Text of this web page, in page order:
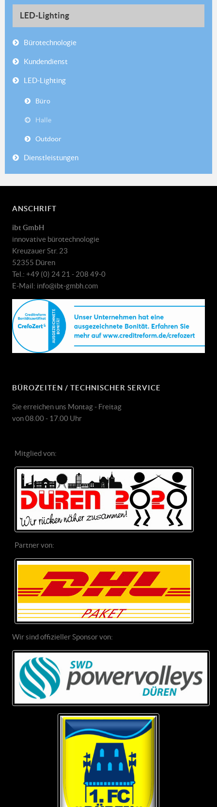
LED-Lighting
Bürotechnologie
Kundendienst
LED-Lighting
Büro
Halle
Outdoor
Dienstleistungen
ANSCHRIFT
ibt GmbH
innovative bürotechnologie
Kreuzauer Str. 23
52355 Düren
Tel.: +49 (0) 24 21 - 208 49-0
E-Mail: info@ibt-gmbh.com
BÜROZEITEN / TECHNISCHER SERVICE
Sie erreichen uns Montag - Freitag
von 08.00 - 17.00 Uhr
Mitglied von:
Partner von:
Wir sind offizieller Sponsor von: